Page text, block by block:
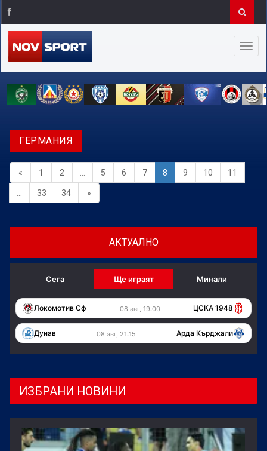
ГЕРМАНИЯ
« 1 2 5 6 7 8 9 10 11
33 34 »
АКТУАЛНО
Сега Ще играят Минали
Локомотив Сф 08 авг, 19:00 ЦСКА 1948
Дунав 08 авг, 21:15 Арда Кърджали
ИЗБРАНИ НОВИНИ